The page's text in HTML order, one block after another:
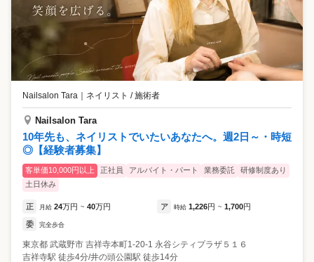
Nailsalon Tara ｜ ネイリスト / 施術者
Nailsalon Tara
10年先も、ネイリストでいたいあなたへ。週2日～・時短
◎【経験者募集】
客単価10,000円以上 正社員 アルバイト・パート 業務委託
研修制度あり
土日休み
正 月給 24万円 ~ 40万円 ア 時給 1,226円 ~ 1,700円
委 完全歩合
東京都 武蔵野市 吉祥寺本町1‐20‐1 永谷シティプラザ５１６
吉祥寺駅 徒歩4分/井の頭公園駅 徒歩14分